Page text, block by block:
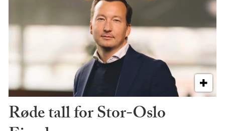
Røde tall for Stor-Oslo